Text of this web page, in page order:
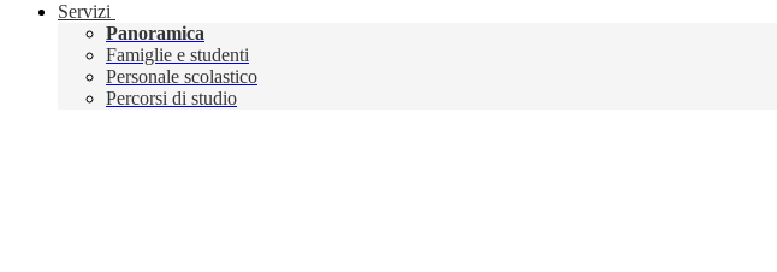
Servizi
Panoramica
Famiglie e studenti
Personale scolastico
Percorsi di studio